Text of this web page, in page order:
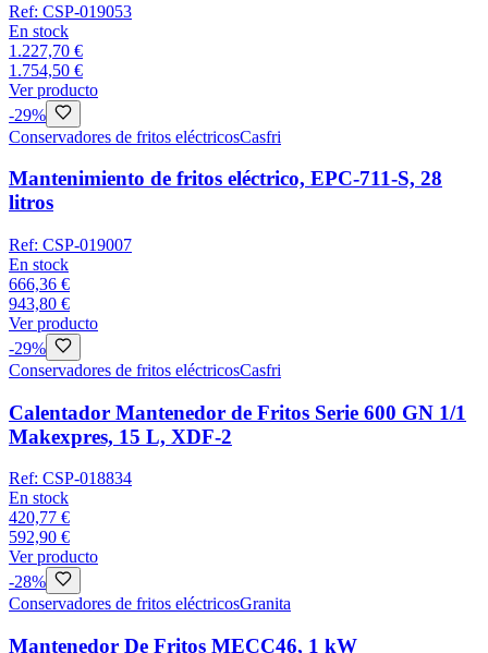
Ref: CSP-019053
En stock
1.227,70 €
1.754,50 €
Ver producto
-29%
Conservadores de fritos eléctricosCasfri
Mantenimiento de fritos eléctrico, EPC-711-S, 28
litros
Ref: CSP-019007
En stock
666,36 €
943,80 €
Ver producto
-29%
Conservadores de fritos eléctricosCasfri
Calentador Mantenedor de Fritos Serie 600 GN 1/1
Makexpres, 15 L, XDF-2
Ref: CSP-018834
En stock
420,77 €
592,90 €
Ver producto
-28%
Conservadores de fritos eléctricosGranita
Mantenedor De Fritos MECC46, 1 kW